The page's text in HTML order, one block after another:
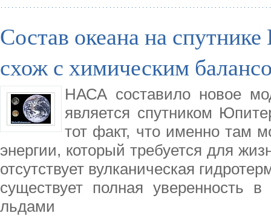
Состав океана на
схож с химическим
НАСА составило новое
является спутником
тот факт, что именно там
энергии, который требуется для
отсутствует вулканическая
существует полная уверенность
льдами